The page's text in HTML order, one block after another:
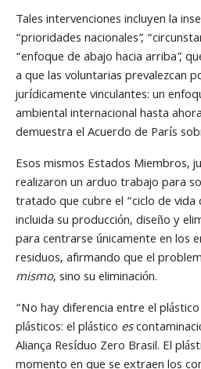
Tales intervenciones incluyen la
“prioridades nacionales”,
“enfoque de abajo hacia arriba”,
a que las voluntarias prevalezcan
jurídicamente vinculantes: un
ambiental internacional hasta
demuestra el Acuerdo de París
Esos mismos Estados Miembros,
realizaron un arduo trabajo para
tratado que cubre el “ciclo de
incluida su producción, diseño y
para centrarse únicamente en los
residuos, afirmando que el
mismo, sino su eliminación.
“No hay diferencia entre el
plásticos: el plástico es
Aliança Resíduo Zero Brasil. El